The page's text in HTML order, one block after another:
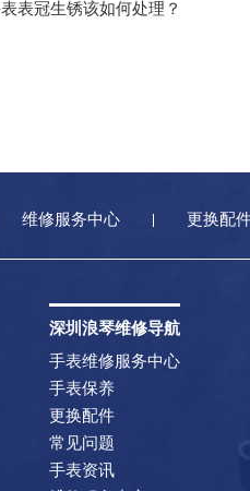
表冠生锈该如何处理？
维修服务中心 更换配
深圳浪琴维修导航
手表维修服务中心
手表保养
更换配件
常见问题
手表资讯